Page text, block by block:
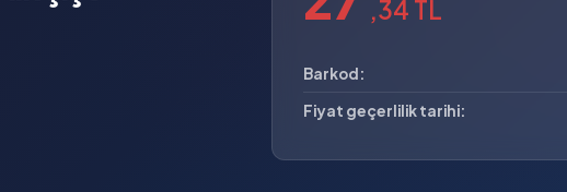
,34 TL
Barkod:
Fiyat geçerlilik tarihi: